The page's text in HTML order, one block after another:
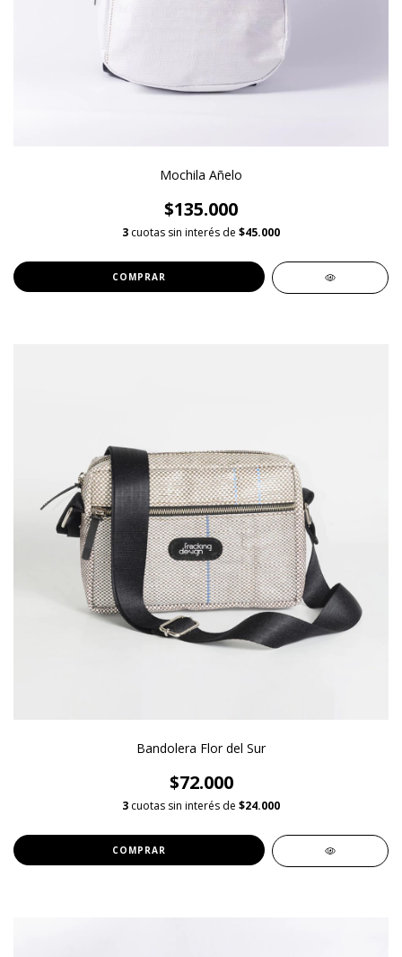
Mochila Añelo
$135.000
3 cuotas sin interés de $45.000
COMPRAR
Bandolera Flor del Sur
$72.000
3 cuotas sin interés de $24.000
COMPRAR